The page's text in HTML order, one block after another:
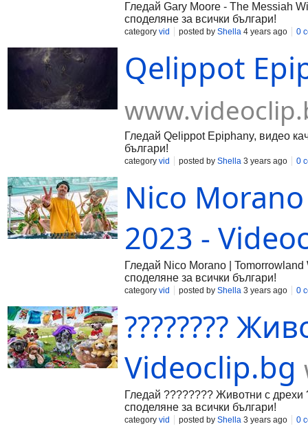
Гледай Gary Moore - The Messiah
споделяне за всички българи!
category vid posted by Shella 4 years ago 0
Qelippot
Гледай Qelippot Epiphany, видео
българи!
category vid posted by Shella 3 years ago 0
Nico
2023 -
Гледай Nico Morano |
споделяне за всички българи!
category vid posted by Shella 3 years ago 0
????????
Videoclip.bg
Гледай ???????? Животни с
споделяне за всички българи!
category vid posted by Shella 3 years ago 0